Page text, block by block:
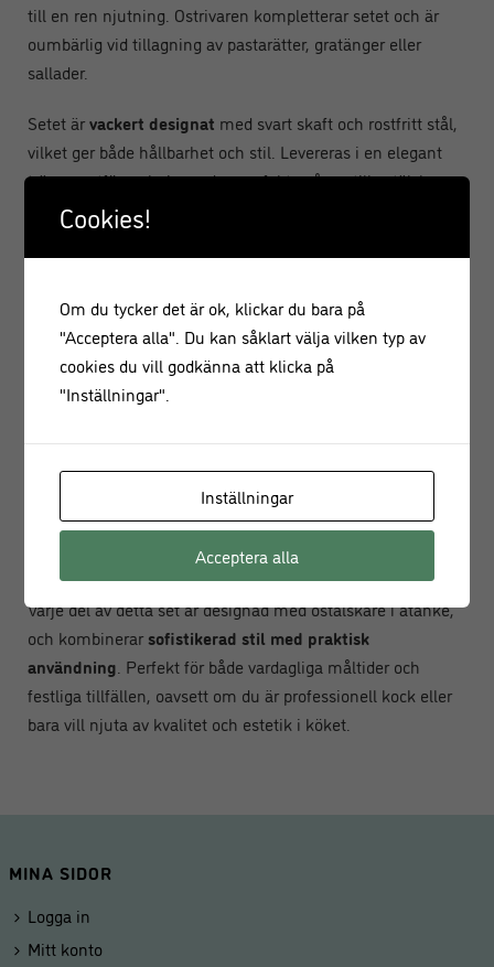
till en ren njutning. Ostrivaren kompletterar setet och är
oumbärlig vid tillagning av pastarätter, gratänger eller
sallader.
Setet ärvackert designat med svart skaft och rostfritt stål,
vilket ger både hållbarhet och stil. Levereras i en elegant
träpresentförpackning – den perfekta gåvan till ostälskare
eller för att ge en touch av lyx till ditt eget kök. Tack vare
och underhålla.
Specifikationer:
Rivjärn & ostskärare
Färg: Svart
Handtagsmaterial: Plast
Bladtjocklek: 1,8 mm
Varje del av detta set är designad med ostälskare i åtanke,
och kombinerar sofistikerad stil med praktisk
användning . Perfekt för både vardagliga måltider och
festliga tillfällen, oavsett om du är professionell kock eller
bara vill njuta av kvalitet och estetik i köket.
MINA SIDOR
Logga in
Mitt konto
Cookies!
Om du tycker det är ok, klickar du bara på
"Acceptera alla". Du kan såklart välja vilken typ av
cookies du vill godkänna att klicka på
"Inställningar".
Inställningar
Acceptera alla